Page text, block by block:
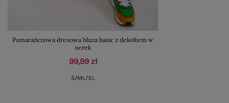
Pomarańczowa dresowa bluza basic z dekoltem w
serek
99,99 zł
S/ML/XL